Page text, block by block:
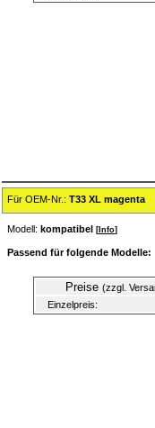
Für OEM-Nr.: T33 XL magenta
Modell: kompatibel [ Info]
Passend für folgende Modelle:
Preise (zzgl.
Einzelpreis: